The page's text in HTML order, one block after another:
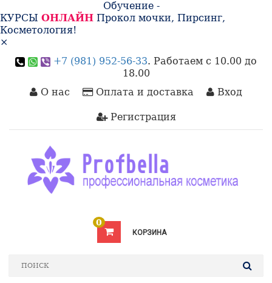
Обучение -
КУРСЫ ОНЛАЙН Прокол мочки, Пирсинг,
Косметология!
×
+7 (981) 952-56-33. Работаем с 10.00 до
18.00
О нас
Оплата и доставка Вход
Регистрация
КОРЗИНА
0